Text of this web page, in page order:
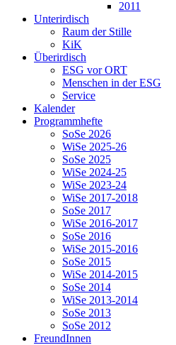
2011
Unterirdisch
Raum der Stille
KiK
Überirdisch
ESG vor ORT
Menschen in der ESG
Service
Kalender
Programmhefte
SoSe 2026
WiSe 2025-26
SoSe 2025
WiSe 2024-25
WiSe 2023-24
WiSe 2017-2018
SoSe 2017
WiSe 2016-2017
SoSe 2016
WiSe 2015-2016
SoSe 2015
WiSe 2014-2015
SoSe 2014
WiSe 2013-2014
SoSe 2013
SoSe 2012
FreundInnen